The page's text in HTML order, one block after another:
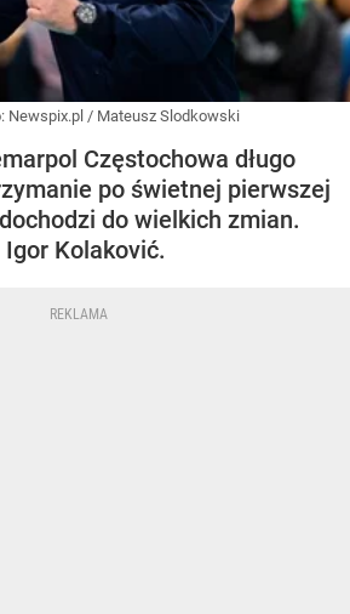
Newspix.pl / Mateusz Slodkowski
Częstochowa długo
po świetnej pierwszej
do wielkich zmian.
Kolaković.